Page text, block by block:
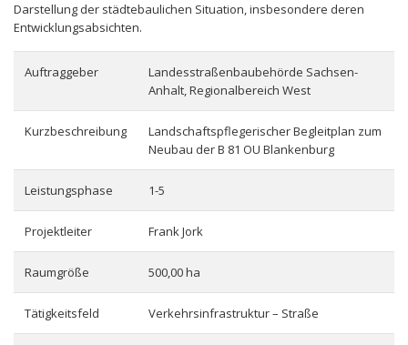
Darstellung der städtebaulichen Situation, insbesondere deren
Entwicklungsabsichten.
Auftraggeber
Landesstraßenbaubehörde Sachsen-
Anhalt, Regionalbereich West
Kurzbeschreibung
Landschaftspflegerischer Begleitplan zum
Neubau der B 81 OU Blankenburg
Leistungsphase 1-5
Projektleiter Frank Jork
Raumgröße 500,00 ha
Tätigkeitsfeld Verkehrsinfrastruktur – Straße